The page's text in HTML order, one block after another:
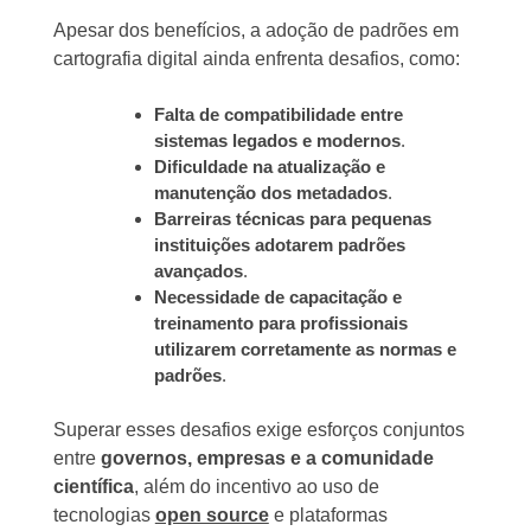
Apesar dos benefícios, a adoção de padrões em
cartografia digital ainda enfrenta desafios, como:
Falta de compatibilidade entre
sistemas legados e modernos.
Dificuldade na atualização e
manutenção dos metadados.
Barreiras técnicas para pequenas
instituições adotarem padrões
avançados.
Necessidade de capacitação e
treinamento para profissionais
utilizarem corretamente as normas e
padrões.
Superar esses desafios exige esforços conjuntos
entre governos, empresas e a comunidade
científica, além do incentivo ao uso de
tecnologias open sourcee plataformas